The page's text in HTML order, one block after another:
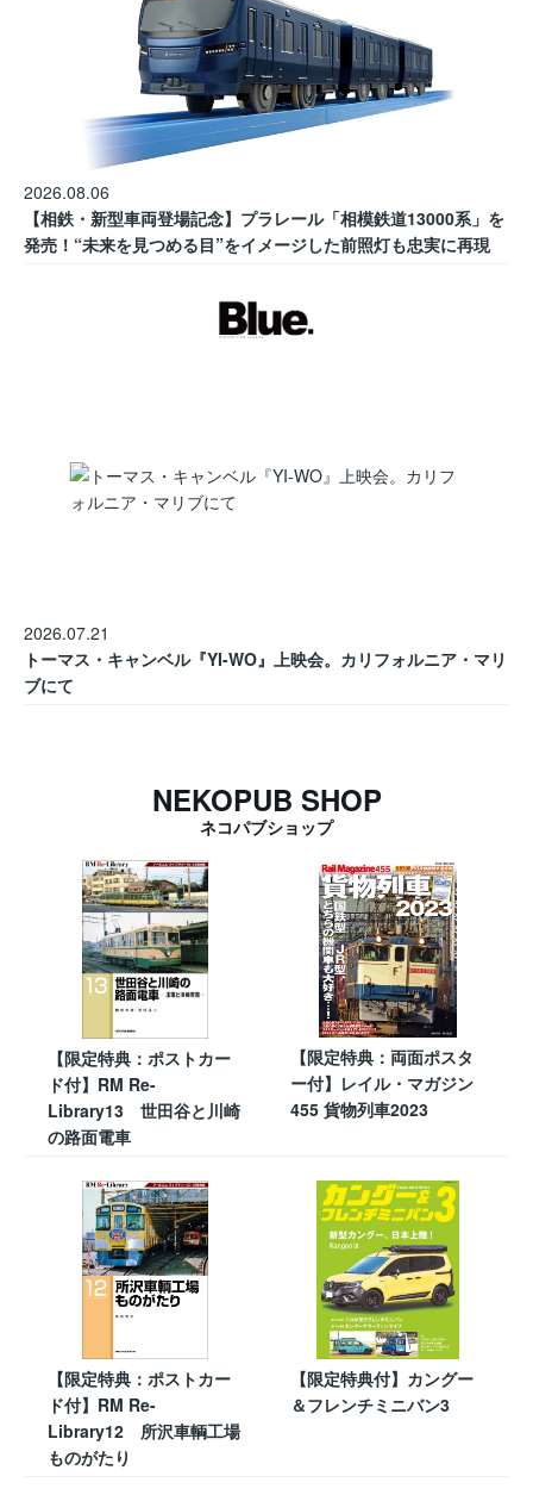
2026.08.06
【相鉄・新型車両登場記念】プラレール「相模鉄道13000系」を
発売！“未来を見つめる目”をイメージした前照灯も忠実に再現
2026.07.21
トーマス・キャンベル『YI-WO』上映会。カリフォルニア・マリ
ブにて
NEKOPUB SHOP
ネコパブショップ
【限定特典：ポストカー
ド付】RM Re-
Library13 世田谷と川崎
の路面電車
【限定特典：両面ポスタ
ー付】レイル・マガジン
455 貨物列車2023
【限定特典：ポストカー
ド付】RM Re-
Library12 所沢車輌工場
ものがたり
【限定特典付】カングー
＆フレンチミニバン3